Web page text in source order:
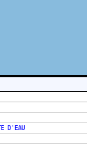
D'EAU